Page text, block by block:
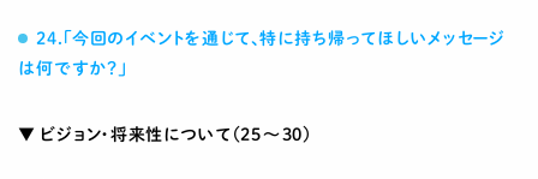
24.「今回のイベントを通じて、特に持ち帰ってほしいメッセージ
は何ですか？」
▼ ビジョン・将来性について（25〜30）